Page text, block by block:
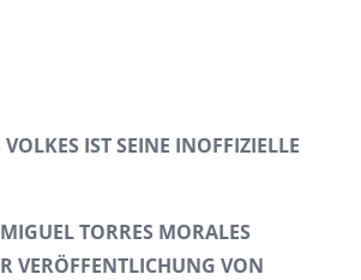
VOLKES IST SEINE INOFFIZIELLE
TORRES MORALES
VERÖFFENTLICHUNG VON